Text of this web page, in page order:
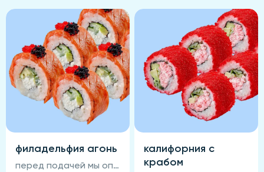
филадельфия агонь
перед подачей мы опаливем ролл огнём, что придаёт ему особенный вкус! рис, нори, сыр сливочный, авокадо, огурец, лосось, унаги-соус,кунжут (соевый соус, васаби и имбирь не входят в состав блюда)
калифорния с
крабом